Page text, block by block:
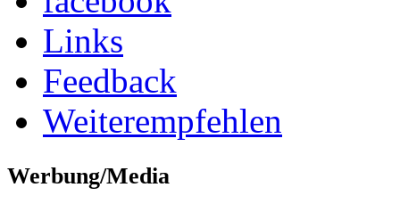
Links
Feedback
Weiterempfehlen
Werbung/Media